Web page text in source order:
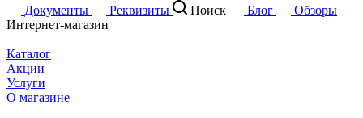
Документы
Реквизиты Поиск Блог
Обзоры
Интернет-магазин
Каталог
Акции
Услуги
О магазине